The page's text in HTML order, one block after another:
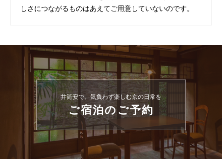
しさにつながるものはあえてご用意していないのです。
井筒安で、気負わず楽しむ京の日常を
ご宿泊のご予約